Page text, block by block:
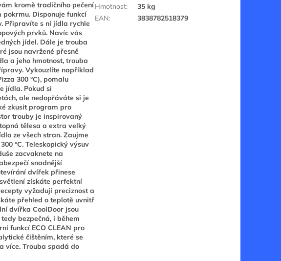
kromě tradičního pečení
Disponuje funkcí
Připravíte s ní jídla rychle
prvků. Navíc vás
jídel. Dále je trouba
jsou navržené přesně
a jeho hmotnost, trouba
Vykouzlíte například
300 °C), pomalu
jídla. Pokud si
ale nedopřáváte si je
zkusit program pro
trouby je inspirovaný
tělesa a extra velký
ze všech stran. Zaujme
°C. Teleskopický výsuv
zacvaknete na
snadnější
dvířek přinese
získáte perfektní
vyžadují preciznost a
přehled o teplotě uvnitř
dvířka CoolDoor jsou
bezpečná, i během
funkcí ECO CLEAN pro
čištěním, které se
více. Trouba spadá do
Hmotnost:
35 kg
EAN: 3838782518379